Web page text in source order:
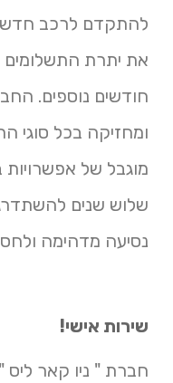
להתקדם לרכב חדש
חודשים נוספים.
ומחזיקה בכל סוגי
מוגבל של אפשרויות
שלוש שנים
נסיעה מדהימה
שירות אישי!
חברת " ניו קאר